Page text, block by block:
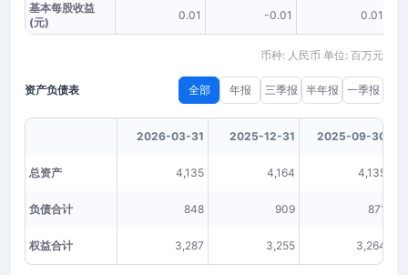
基本每股收益
(元)
0.01 -0.01 0.01
币种: 人民币 单位: 百万元
资产负债表 全部 年报 三季报 半年报 一季报
2026-03-31 2025-12-31 2025-09-30
总资产 4,135 4,164 4,135
负债合计 848 909 871
权益合计 3,287 3,255 3,264